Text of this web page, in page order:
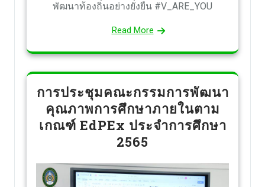
พัฒนาท้องถิ่นอย่างยั่งยืน #V_ARE_YOU
Read More
การประชุมคณะกรรมการพัฒนา
คุณภาพการศึกษาภายในตาม
เกณฑ์ EdPEx ประจำการศึกษา
2565